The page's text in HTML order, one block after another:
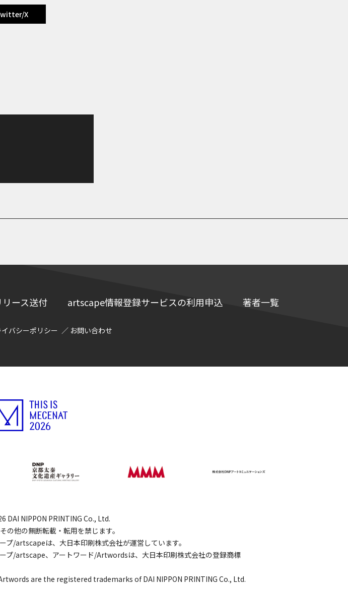
X
ース送付 artscape情報登録サービスの利用申込 著者一覧
バシーポリシー お問い合わせ
DAI NIPPON PRINTING Co., Ltd.
の他の無断転載・転用を禁じます。
プ/artscapeは、大日本印刷株式会社が運営しています。
プ/artscape、アートワード/Artwordsは、大日本印刷株式会社の登録商標
are the registered trademarks of DAI NIPPON PRINTING Co., Ltd.